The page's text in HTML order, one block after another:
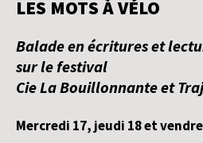
LES MOTS À VÉLO
Balade en écritures et
sur le festival
Cie La Bouillonnante et
Mercredi 17, jeudi 18 et